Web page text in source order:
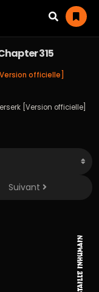
315
officielle]
[Version officielle]
Suivant